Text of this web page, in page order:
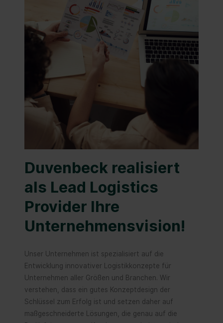
Duvenbeck realisiert
als Lead Logistics
Provider Ihre
Unternehmensvision!
Unser Unternehmen ist spezialisiert auf die
Entwicklung innovativer Logistikkonzepte für
Unternehmen aller Größen und Branchen. Wir
verstehen, dass ein gutes Konzeptdesign der
Schlüssel zum Erfolg ist und setzen daher auf
maßgeschneiderte Lösungen, die genau auf die